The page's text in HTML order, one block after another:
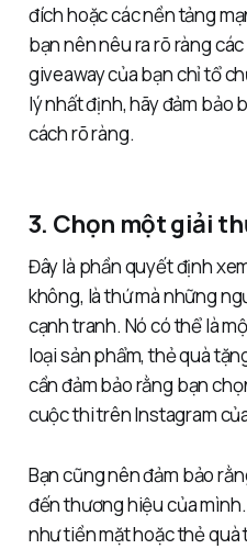
đích hoặc các nền tảng
bạn nên nêu ra rõ ràng
giveaway của bạn chỉ tổ
lý nhất định, hãy đảm bảo
cách rõ ràng.
3. Chọn một giải
Đây là phần quyết định
không, là thứ mà những
cạnh tranh. Nó có thể là
loại sản phẩm, thẻ quà
cần đảm bảo rằng bạn
cuộc thi trên Instagram
Bạn cũng nên đảm bảo
đến thương hiệu của
như tiền mặt hoặc thẻ